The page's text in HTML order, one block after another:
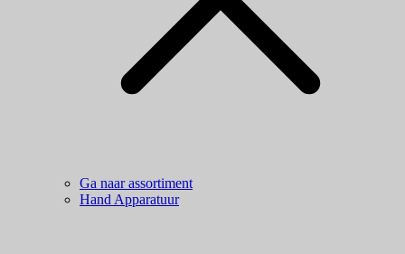
Ga naar assortiment
Hand Apparatuur